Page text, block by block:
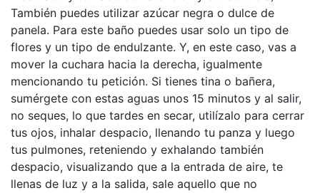
También puedes utilizar azúcar negra o dulce de
panela. Para este baño puedes usar solo un tipo de
flores y un tipo de endulzante. Y, en este caso, vas a
mover la cuchara hacia la derecha, igualmente
mencionando tu petición. Si tienes tina o bañera,
sumérgete con estas aguas unos 15 minutos y al salir,
no seques, lo que tardes en secar, utilízalo para cerrar
tus ojos, inhalar despacio, llenando tu panza y luego
tus pulmones, reteniendo y exhalando también
despacio, visualizando que a la entrada de aire, te
llenas de luz y a la salida, sale aquello que no